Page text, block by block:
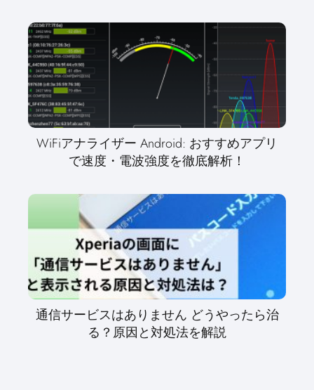
WiFiアナライザー Android: おすすめアプリ
で速度・電波強度を徹底解析！
通信サービスはありません どうやったら治
る？原因と対処法を解説